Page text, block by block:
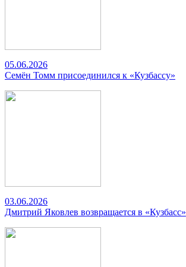
05.06.2026
Семён Томм присоединился к «Кузбассу»
03.06.2026
Дмитрий Яковлев возвращается в «Кузбасс»